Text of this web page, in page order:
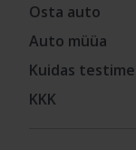
Osta auto
Auto müüa
Kuidas testime
KKK